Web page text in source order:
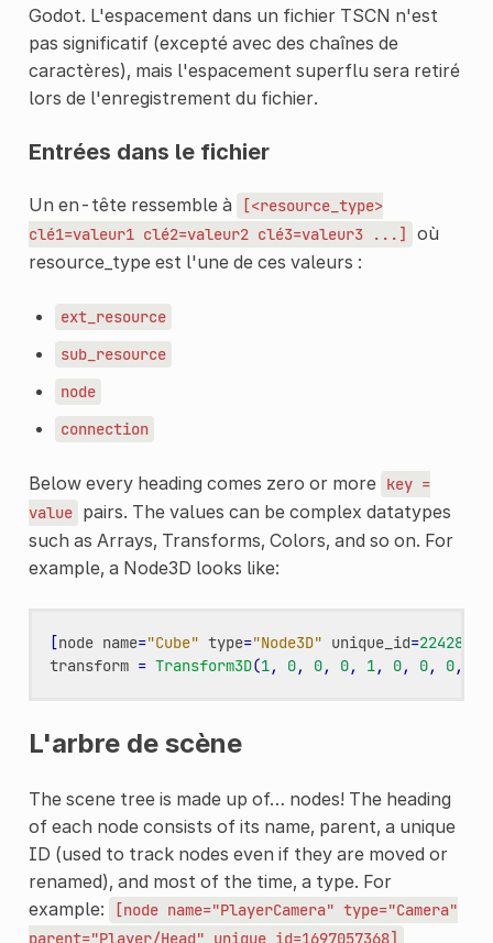
Godot. L'espacement dans un fichier TSCN n'est
pas significatif (excepté avec des chaînes de
caractères), mais l'espacement superflu sera retiré
lors de l'enregistrement du fichier.
Entrées dans le fichier
Un en-tête ressemble à
[<resource_type>
clé1=valeur1 clé2=valeur2 clé3=valeur3 ...]
où
resource_type est l'une de ces valeurs :
ext_resource
sub_resource
node
connection
Below every heading comes zero or more key =
value pairs. The values can be complex datatypes
such as Arrays, Transforms, Colors, and so on. For
example, a Node3D looks like:
[node name="Cube" type="Node3D" unique_id=
transform = Transform3D(1, 0, 0, 0, 1, 0, 0, 0,
L'arbre de scène
The scene tree is made up of… nodes! The heading
of each node consists of its name, parent, a unique
ID (used to track nodes even if they are moved or
renamed), and most of the time, a type. For
example:
[node name="PlayerCamera" type="Camera"
parent="Player/Head" unique_id=1697057368]